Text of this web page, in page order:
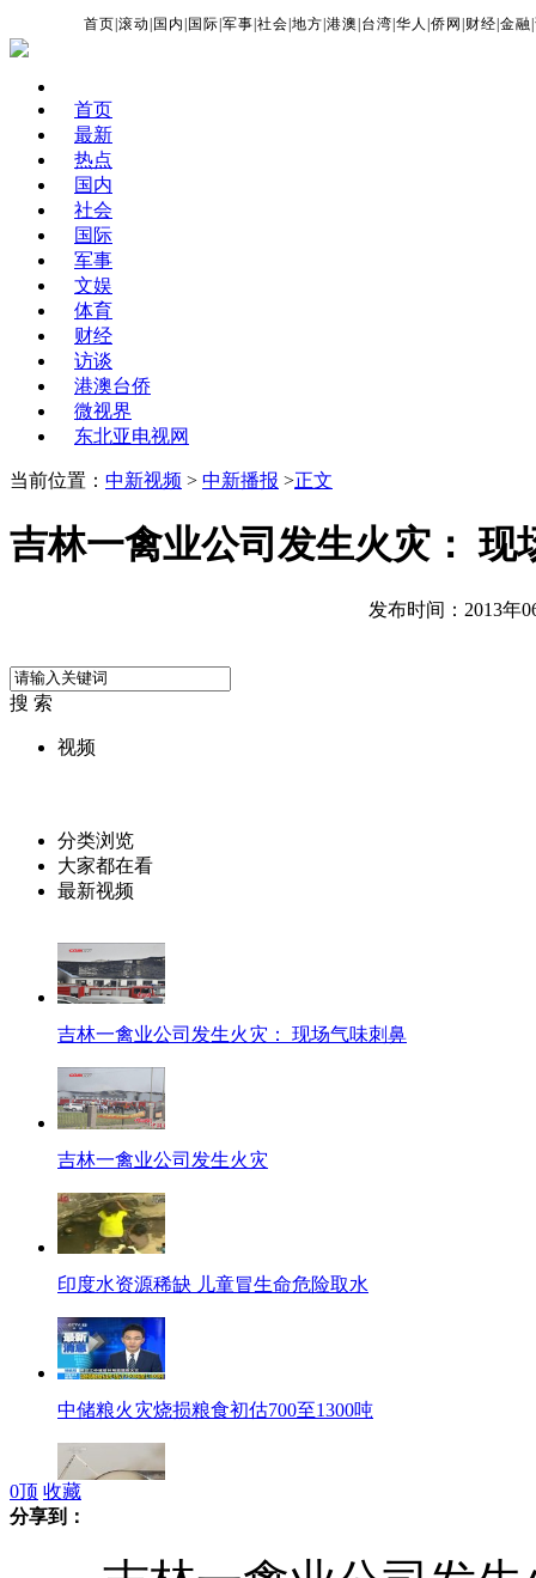
首页 |滚动 国内 国际 |军事 |社会 |地方 |港澳 台湾 |华人 |侨网 财经 |金融 |
首页
最新
热点
国内
社会
国际
军事
文娱
体育
财经
访谈
港澳台侨
微视界
东北亚电视网
当前位置： 中新视频 > 中新播报 >正文
吉林一禽业公司发生火灾： 现
发布时间：2013年
搜 索
视频
分类浏览
大家都在看
最新视频
吉林一禽业公司发生火灾： 现场气味刺鼻
吉林一禽业公司发生火灾
印度水资源稀缺 儿童冒生命危险取水
中储粮火灾烧损粮食初估700至1300吨
0顶 收藏
分享到：